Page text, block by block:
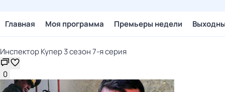
Главная Моя программа Премьеры недели
Инспектор Купер 3 сезон 7-я серия
0